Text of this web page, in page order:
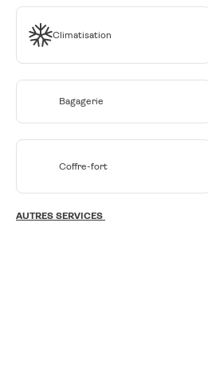
Climatisation
Bagagerie
Coffre-fort
AUTRES SERVICES